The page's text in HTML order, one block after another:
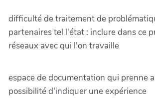
difficulté de traitement de
partenaires tel l'état : inclure dans ce
réseaux avec qui l'on travaille
espace de documentation qui prenne
possibilité d'indiquer une expérience